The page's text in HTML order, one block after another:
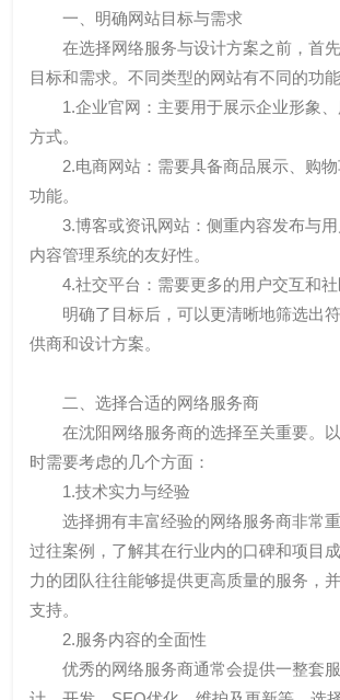
一、明确网站目标与需求
在选择网络服务与设计方案之前，首
目标和需求。不同类型的网站有不同的功
1.企业官网：主要用于展示企业形象
方式。
2.电商网站：需要具备商品展示、购
功能。
3.博客或资讯网站：侧重内容发布与
内容管理系统的友好性。
4.社交平台：需要更多的用户交互和社
明确了目标后，可以更清晰地筛选出
供商和设计方案。
二、选择合适的网络服务商
在沈阳网络服务商的选择至关重要。
时需要考虑的几个方面：
1.技术实力与经验
选择拥有丰富经验的网络服务商非常
过往案例，了解其在行业内的口碑和项目
力的团队往往能够提供更高质量的服务，
支持。
2.服务内容的全面性
优秀的网络服务商通常会提供一整套